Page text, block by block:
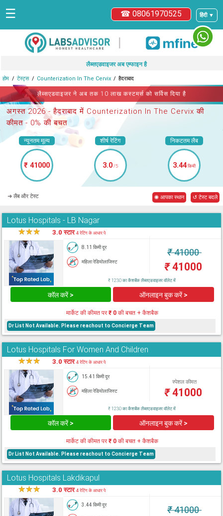
हिंदी ▼
☎ 08061970525
☰
|
लैब्सएडवाइजर अब एम्फाइन है
होम टेस्ट्स Counterization In The Cervix हैदराबाद
लैब्सएडवाइजर ने अब तक 10 लाख कस्टमर्स को सर्विस दिया है
अगस्त 2026 -हैदराबाद में Counterization In The Cervix की
कीमत - 0% की बचत
न्यूनतम मूल्य
₹ 41000
शीर्ष रेटिंग
3.0/5
निकटतम लैब
3.44किमी
➜ लैब और टेस्ट ◉ आपका स्थान ↺ टेस्ट बदले
Lotus Hospitals - LB Nagar
★★★ 3.0 स्टार4 रेटिंग के आधार पे
8.11 किमी दूर
महिला रेडियोलाजिस्ट
₹41000
₹41000
₹ 1230 का कैशबैक लैब्सएडवाइजर वॉलेट में
कॉल करें > ऑनलाइन बुक करें >
मार्केट की कीमत पर₹ 0की बचत + कैशबैक
Dr List Not Available. Please reachout to Concierge Team
Lotus Hospitals For Women And Children
★★★ 3.0 स्टार4 रेटिंग के आधार पे
15.41 किमी दूर
महिला रेडियोलाजिस्ट
स्पेशल कीमत
₹41000
₹ 1230 का कैशबैक लैब्सएडवाइजर वॉलेट में
कॉल करें > ऑनलाइन बुक करें >
मार्केट की कीमत पर₹ 0की बचत + कैशबैक
Dr List Not Available. Please reachout to Concierge Team
Lotus Hospitals Lakdikapul
★★★ 3.0 स्टार4 रेटिंग के आधार पे
3.44 किमी दूर ₹41000